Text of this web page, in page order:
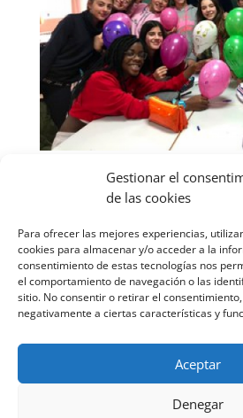
Gestionar el
de las cookies
Para ofrecer las mejores experiencias,
cookies para almacenar y/o acceder a la
consentimiento de estas tecnologías nos
el comportamiento de navegación o las
sitio. No consentir o retirar el
negativamente a ciertas características y
Aceptar
Denegar
Una tutoría genial
Comunicación Escolapios Sori
Hoy, día 23 de enero, hemos
convivencias en el Colegio. En
contando con el formidable
organizamos cada curso dos días
pero separados en el tiempo.
septiembre como inicio de curso